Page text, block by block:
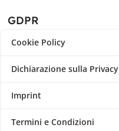
GDPR
Cookie Policy
Dichiarazione sulla Privacy
Imprint
Termini e Condizioni